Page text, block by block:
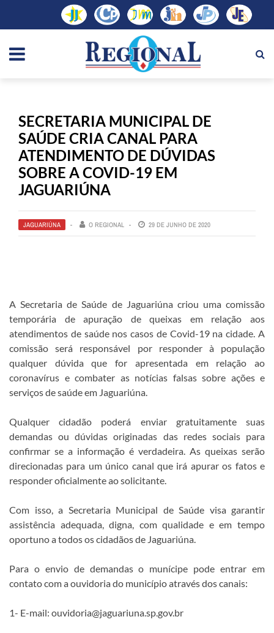
SECRETARIA MUNICIPAL DE
SAÚDE CRIA CANAL PARA
ATENDIMENTO DE DÚVIDAS
SOBRE A COVID-19 EM
JAGUARIÚNA
JAGUARIÚNA O REGIONAL 29 DE JUNHO DE 2020
A Secretaria de Saúde de Jaguariúna criou uma comissão
temporária de apuração de queixas em relação aos
atendimentos de saúde nos casos de Covid-19 na cidade. A
comissão será responsável por responder à população
qualquer dúvida que for apresentada em relação ao
coronavírus e combater as notícias falsas sobre ações e
serviços de saúde em Jaguariúna.
Qualquer cidadão poderá enviar gratuitamente suas
demandas ou dúvidas originadas das redes sociais para
confirmar se a informação é verdadeira. As queixas serão
direcionadas para um único canal que irá apurar os fatos e
responder oficialmente ao solicitante.
Com isso, a Secretaria Municipal de Saúde visa garantir
assistência adequada, digna, com qualidade e em tempo
oportuno a todos os cidadãos de Jaguariúna.
Para o envio de demandas o munícipe pode entrar em
contato com a ouvidoria do município através dos canais:
1- E-mail: ouvidoria@jaguariuna.sp.gov.br